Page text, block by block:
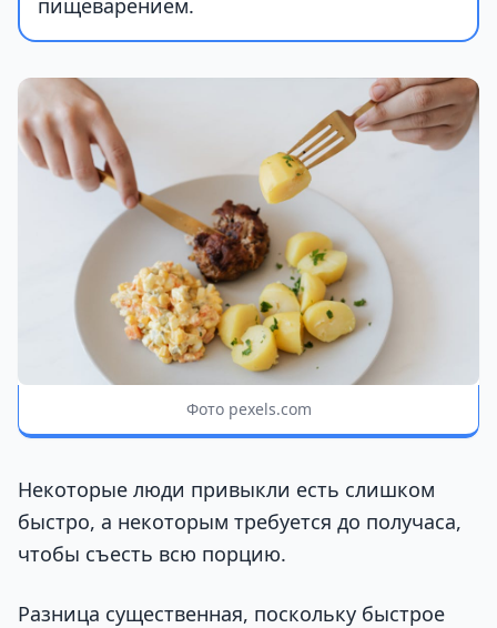
пищеварением.
Фото pexels.com
Некоторые люди привыкли есть слишком
быстро, а некоторым требуется до получаса,
чтобы съесть всю порцию.
Разница существенная, поскольку быстрое